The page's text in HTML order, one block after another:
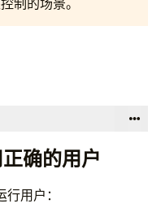
确的用户
用户：